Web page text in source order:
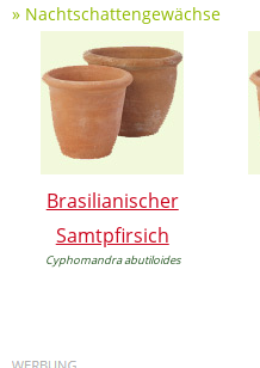
» Nachtschattengewächse
Brasilianischer
Samtpfirsich
Cyphomandra abutiloides